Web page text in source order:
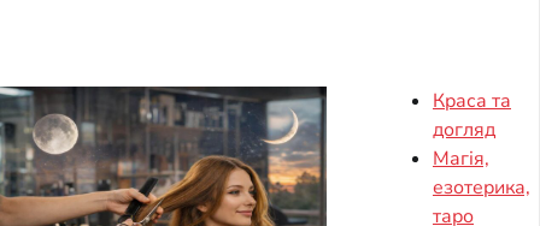
Краса та
догляд
Магія,
езотерика,
таро